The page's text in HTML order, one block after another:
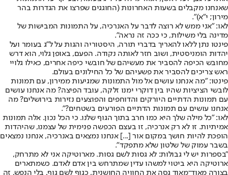
שאנחנו מקבלים בשעות האחרונות (החוגגים שפרצו את הגדרות בהר
מירון; י"א)".
לאו: "אני ממש לא רוצה לדבר על האנרכיה, על התמונות המבישות של
מדינה בלי משילות, כי ככה זה נראה".
פינטו נתן ללאו להאריך בדברי תורה, היסטוריה והגות על ל"ג בעומר ועל
יהדות הומניסטית, ושוב חזר לאותה נקודה. הפעם, באופן גלוי, הוא דרש
מחובש הכיפה להסביר את מעשיהם של חובשי כיפה אחרים, כאילו גלויי
ראש צריכים להסביר את פשעיהם של כל החילונים בעולם.
פינטו: "מה אנחנו עושים אל מול התמונות שמגיעות ממירון, עם תמונות
לובשי הציציות שהיו בין דוקרי ימנו זלקה, עובד הפיצה? מה אנחנו עושים
עם תמונות הדתיים היורקים והדוחפים והפוצעים נזירות בירושלים? מה
אנחנו עושים עם תמונות הדתיים הפורעים בשטחים?".
לאו: "כל מילה שלך היא כמו חרב בתוך הגוף שלנו. כי הכל נכון. אלה תמונות
אמיתיות. זו לא רק אנרכיה, זו בעצם הכפשה פנימית של עצמנו, שהיהדות
הופכת להיות חושך במקום אור [...] אנחנו נמצאים באנרכיה, אנחנו נמצאים
בשבר עמוק של שלטון שלא מתפקד".
"בספרות יש לי גבולות: לא גסות לשם גסות. מארוטיקה אני לא מתרחק,
ארוטיקה היא ביטוי למשהו עדין שמתרחש בין אדם לאדם. כשמתארים
בצורה מאוד־מאוד גסה את החוויה החושנית, כגוף לשם גוף, בלי הנפש, זה